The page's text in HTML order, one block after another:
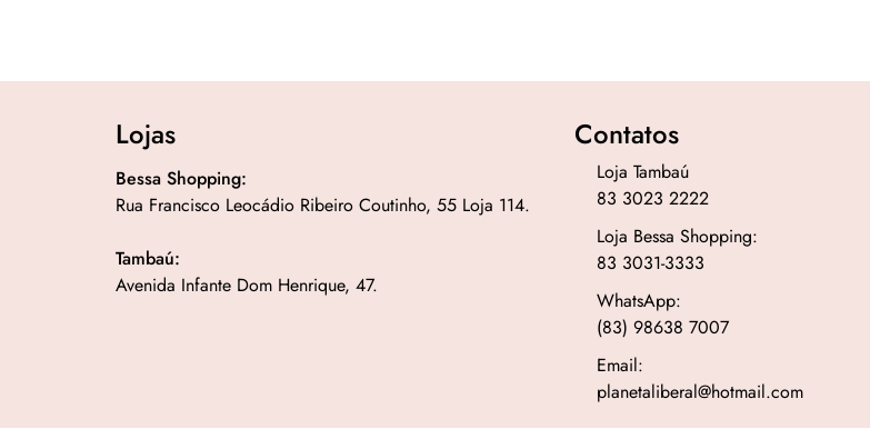
Lojas
Bessa Shopping:
Rua Francisco Leocádio Ribeiro Coutinho, 55 Loja 114.
Tambaú:
Avenida Infante Dom Henrique, 47.
Contatos
Loja Tambaú
83 3023 2222
Loja Bessa Shopping:
83 3031-3333
WhatsApp:
(83) 98638 7007
Email:
planetaliberal@hotmail.com